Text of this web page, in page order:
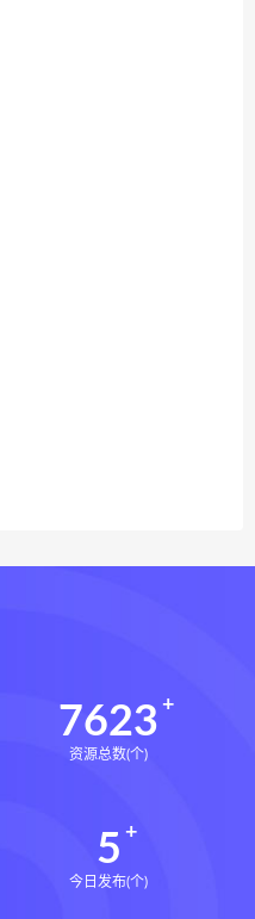
7623
资源总数(个)
5
今日发布(个)